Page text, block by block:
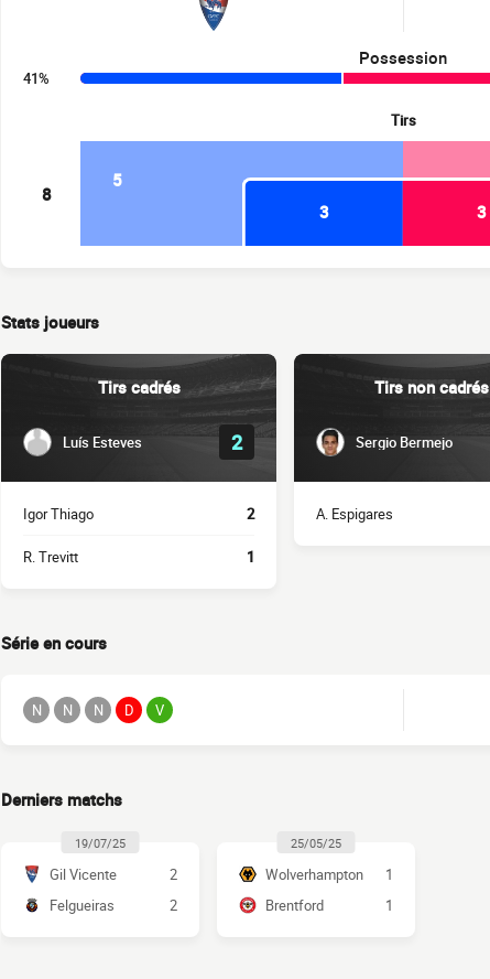
Possession
41%
Tirs
8
5
3
3
Stats joueurs
Tirs cadrés
Luís Esteves 2
Igor Thiago 2
R. Trevitt 1
Tirs non cadrés
Sergio Bermejo
A. Espigares
Série en cours
N N N D V
Derniers matchs
19/07/25
Gil Vicente
2
Felgueiras
2
25/05/25
Wolverhampton
1
Brentford
1